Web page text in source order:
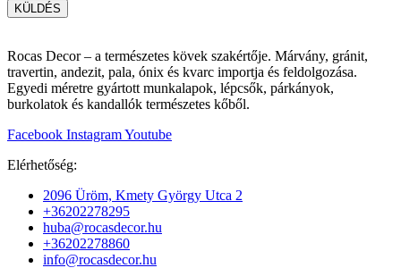
KÜLDÉS
Rocas Decor – a természetes kövek szakértője. Márvány, gránit,
travertin, andezit, pala, ónix és kvarc importja és feldolgozása.
Egyedi méretre gyártott munkalapok, lépcsők, párkányok,
burkolatok és kandallók természetes kőből.
Facebook InstagramYoutube
Elérhetőség:
2096 Üröm, Kmety György Utca 2
+36202278295
huba@rocasdecor.hu
+36202278860
info@rocasdecor.hu